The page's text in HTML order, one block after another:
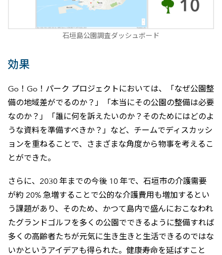
石垣島公園調査ダッシュボード
効果
Go！Go！パーク プロジェクトにおいては、「なぜ公園整
備の地域差がでるのか？」「本当にその公園の整備は必要
なのか？」「誰に何を訴えたいのか？そのためにはどのよ
うな資料を準備すべきか？」など、チームでディスカッシ
ョンを重ねることで、さまざまな角度から物事を考えるこ
とができた。
さらに、2030 年までの今後 10 年で、石垣市の介護需要
が約 20% 急増することで公的な介護費用も増加するとい
う課題があり、そのため、かつて島内で盛んにおこなわれ
たグランドゴルフを多くの公園でできるように整備すれば
多くの高齢者たちが元気に生き生きと生活できるのではな
いかというアイデアも得られた。健康寿命を延ばすこと